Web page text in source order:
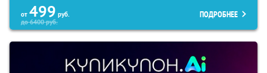
от 499 руб.
до6400руб.
ПОДРОБНЕЕ